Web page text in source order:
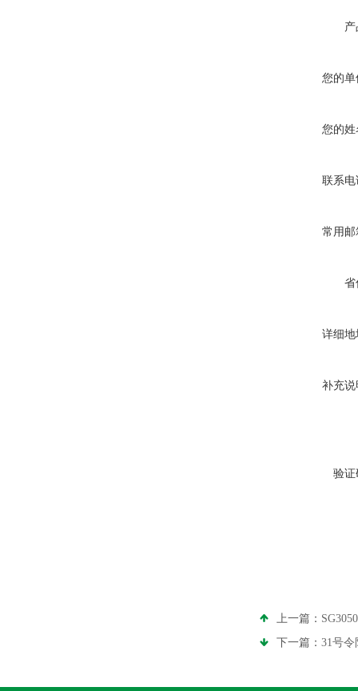
您的单
您的姓
联系电
常用邮
省
详细地
补充说
验证
上一篇：
下一篇： 31号